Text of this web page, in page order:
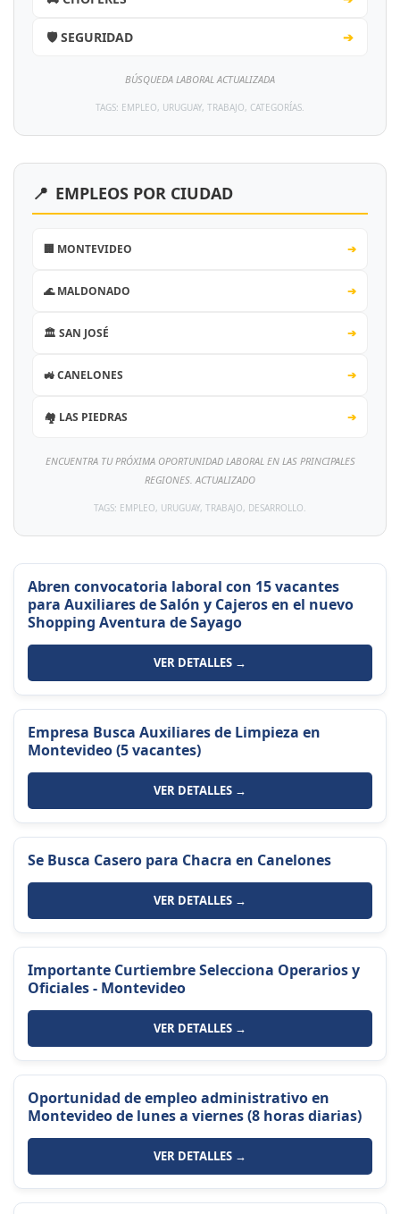
🛡️ SEGURIDAD ➔
BÚSQUEDA LABORAL ACTUALIZADA
TAGS: EMPLEO, URUGUAY, TRABAJO, CATEGORÍAS.
📍 EMPLEOS POR CIUDAD
🏢 MONTEVIDEO ➔
🌊 MALDONADO ➔
🏛️ SAN JOSÉ ➔
🚜 CANELONES ➔
🏘️ LAS PIEDRAS ➔
ENCUENTRA TU PRÓXIMA OPORTUNIDAD LABORAL EN LAS PRINCIPALES
REGIONES. ACTUALIZADO
TAGS: EMPLEO, URUGUAY, TRABAJO, DESARROLLO.
Abren convocatoria laboral con 15 vacantes
para Auxiliares de Salón y Cajeros en el nuevo
Shopping Aventura de Sayago
VER DETALLES →
Empresa Busca Auxiliares de Limpieza en
Montevideo (5 vacantes)
VER DETALLES →
Se Busca Casero para Chacra en Canelones
VER DETALLES →
Importante Curtiembre Selecciona Operarios y
Oficiales - Montevideo
VER DETALLES →
Oportunidad de empleo administrativo en
Montevideo de lunes a viernes (8 horas diarias)
VER DETALLES →